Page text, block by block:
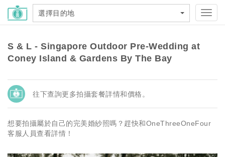
選擇目的地
S & L - Singapore Outdoor Pre-Wedding at
Coney Island & Gardens By The Bay
往下查詢更多拍攝套餐詳情和價格。
想要拍攝屬於自己的完美婚紗照嗎？趕快和OneThreeOneFour
客服人員查看詳情！